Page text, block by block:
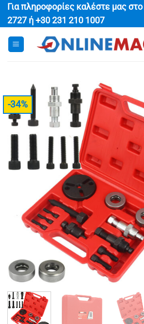
Μετάβαση
στο
περιεχόμενο
Για πληροφορίες καλέστε μας στο
2727 ή +30 231 210 1007
-34%